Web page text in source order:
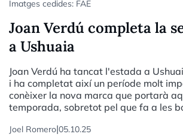
Imatges cedides: FAE
Joan Verdú completa la
a Ushuaia
Joan Verdú ha tancat l'estada a
i ha completat així un període molt
conèixer la nova marca que portarà
temporada, sobretot pel que fa a les
Joel Romero|05.10.25